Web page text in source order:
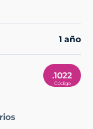
1 año
.1022